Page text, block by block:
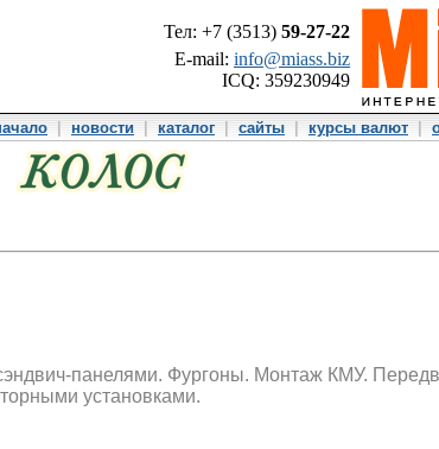
Тел: +7 (3513) 59-27-22
E-mail: info@miass.biz
ICQ: 359230949
новости каталог| сайты курсы валют
панелями. Фургоны. Монтаж КМУ.
установками.